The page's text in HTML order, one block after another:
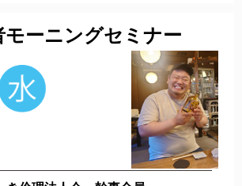
モーニングセミナー